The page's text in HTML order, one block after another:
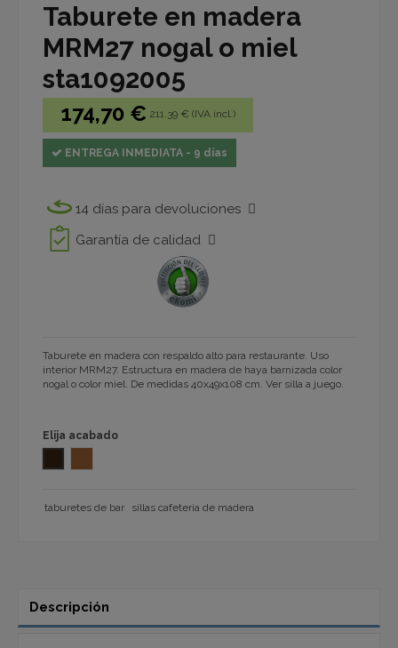
Taburete en madera
MRM27 nogal o miel
sta1092005
174,70 € 211.39 € (IVA incl.)
ENTREGA INMEDIATA - 9 días
14 días para devoluciones
Garantía de calidad
Taburete en madera con respaldo alto para restaurante. Uso
interior MRM27. Estructura en madera de haya barnizada color
nogal o color miel. De medidas 40x49x108 cm. Ver silla a juego.
Elija acabado
taburetes de bar sillas cafeteria de madera
Descripción